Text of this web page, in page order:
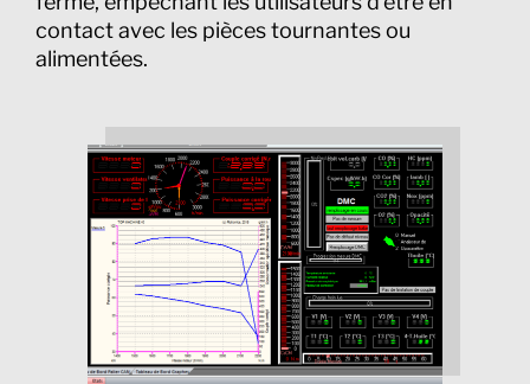
contact avec les pièces tournantes ou
alimentées.